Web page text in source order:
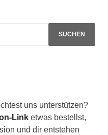
uns unterstützen?
Link etwas bestellst,
und dir entstehen